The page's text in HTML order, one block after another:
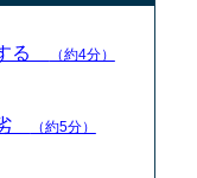
る （約4分）
（約5分）